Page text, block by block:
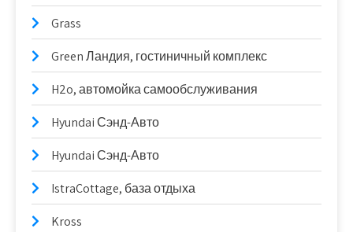
Grass
Green Ландия, гостиничный комплекс
H2o, автомойка самообслуживания
Hyundai Сэнд-Авто
Hyundai Сэнд-Авто
IstraCottage, база отдыха
Kross